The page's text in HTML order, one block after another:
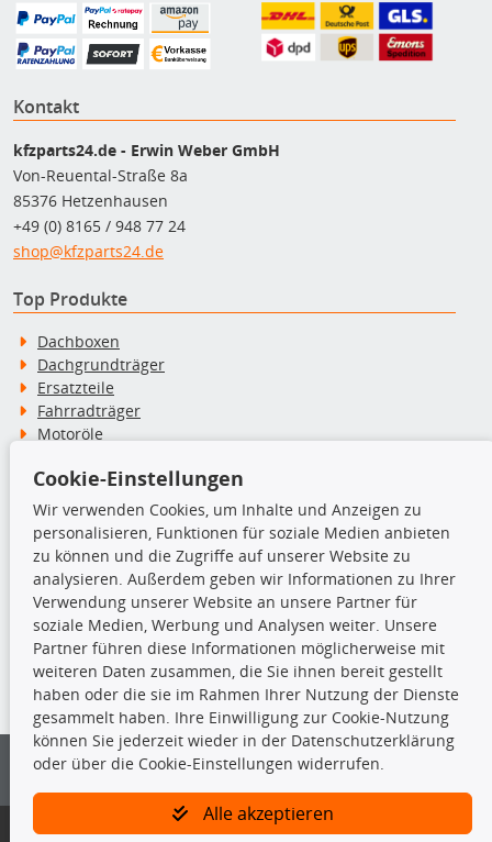
Kontakt
kfzparts24.de - Erwin Weber GmbH
Von-Reuental-Straße 8a
85376 Hetzenhausen
+49 (0) 8165 / 948 77 24
shop@kfzparts24.de
Top Produkte
Dachboxen
Dachgrundträger
Ersatzteile
Fahrradträger
Motoröle
Schneeketten
TecDoc Inside
Die hier angezeigten Daten insbesondere die gesamte Datenbank dürfen
nicht kopiert werden.
Es ist zu unterlassen, die Daten oder die gesamte Datenbank ohne
vorherige Zustimmung von TecDoc zu vervielfältigen, zu verbreiten
und/oder diese Handlungen durch Dritte ausführen zu lassen. Ein
Bitte prüfen Sie, ob das über unseren Onlineshop identifizierte Ersatzteil
Cookie-Einstellungen
Wir verwenden Cookies, um Inhalte und Anzeigen zu
personalisieren, Funktionen für soziale Medien anbieten
zu können und die Zugriffe auf unserer Website zu
analysieren. Außerdem geben wir Informationen zu Ihrer
Verwendung unserer Website an unsere Partner für
soziale Medien, Werbung und Analysen weiter. Unsere
Partner führen diese Informationen möglicherweise mit
weiteren Daten zusammen, die Sie ihnen bereit gestellt
haben oder die sie im Rahmen Ihrer Nutzung der Dienste
gesammelt haben. Ihre Einwilligung zur Cookie-Nutzung
können Sie jederzeit wieder in der Datenschutzerklärung
oder über die Cookie-Einstellungen widerrufen.
Alle akzeptieren